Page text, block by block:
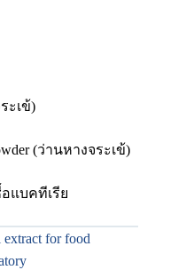
ะเข้)
(ว่านหางจระเข้)
แบคทีเรีย
extract for food